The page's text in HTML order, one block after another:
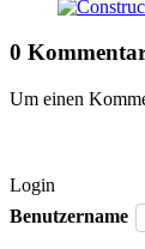
0
Um einen
Login
Benutzername